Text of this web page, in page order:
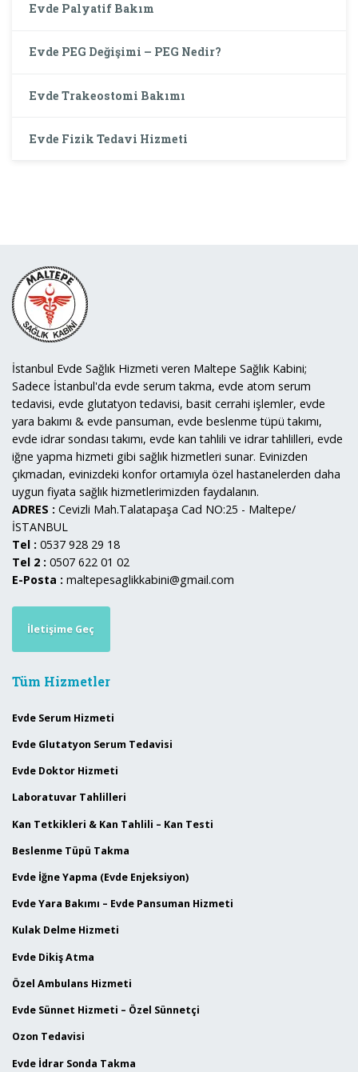
Evde Palyatif Bakım
Evde PEG Değişimi – PEG Nedir?
Evde Trakeostomi Bakımı
Evde Fizik Tedavi Hizmeti
İstanbul Evde Sağlık Hizmeti veren Maltepe Sağlık Kabini;
Sadece İstanbul'da evde serum takma, evde atom serum
tedavisi, evde glutatyon tedavisi, basit cerrahi işlemler, evde
yara bakımı & evde pansuman, evde beslenme tüpü takımı,
evde idrar sondası takımı, evde kan tahlili ve idrar tahlilleri, evde
iğne yapma hizmeti gibi sağlık hizmetleri sunar. Evinizden
çıkmadan, evinizdeki konfor ortamıyla özel hastanelerden daha
uygun fiyata sağlık hizmetlerimizden faydalanın.
ADRES : Cevizli Mah.Talatapaşa Cad NO:25 - Maltepe/
İSTANBUL
Tel : 0537 928 29 18
Tel 2 : 0507 622 01 02
E-Posta : maltepesaglikkabini@gmail.com
İletişime Geç
Tüm Hizmetler
Evde Serum Hizmeti
Evde Glutatyon Serum Tedavisi
Evde Doktor Hizmeti
Laboratuvar Tahlilleri
Kan Tetkikleri & Kan Tahlili – Kan Testi
Beslenme Tüpü Takma
Evde İğne Yapma (Evde Enjeksiyon)
Evde Yara Bakımı – Evde Pansuman Hizmeti
Kulak Delme Hizmeti
Evde Dikiş Atma
Özel Ambulans Hizmeti
Evde Sünnet Hizmeti – Özel Sünnetçi
Ozon Tedavisi
Evde İdrar Sonda Takma